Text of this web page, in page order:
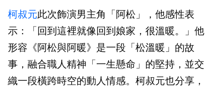
柯叔元此次飾演男主角「阿松」，他感性表
示：「回到這裡就像回到娘家，很溫暖。」他
形容《阿松與阿暖》是一段「松溫暖」的故
事，融合職人精神「一生懸命」的堅持，並交
織一段橫跨時空的動人情感。柯叔元也分享，